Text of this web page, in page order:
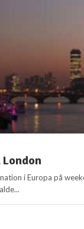
i Europa på